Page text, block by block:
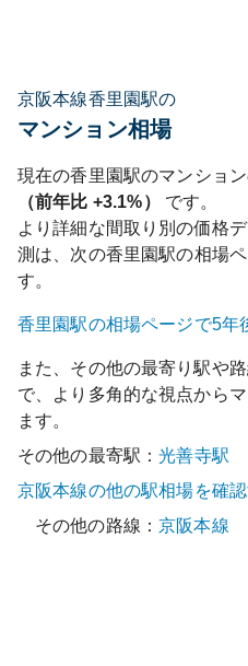
京阪本線香里園駅の
マンション相場
現在の香里園駅のマンショ
（前年比 +3.1%）
です。
より詳細な間取り別の価格
測は、次の香里園駅の相場
す。
香里園駅の相場ページで5年
また、その他の最寄り駅や
で、より多角的な視点から
ます。
その他の最寄駅：光善寺駅
京阪本線の他の駅相場を確
その他の路線：京阪本線